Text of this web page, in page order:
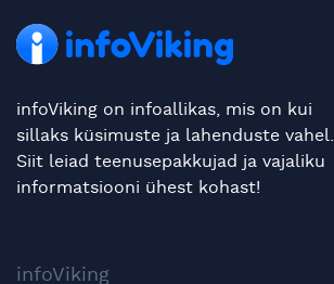
infoViking on infoallikas, mis on kui
sillaks küsimuste ja lahenduste vahel.
Siit leiad teenusepakkujad ja vajaliku
informatsiooni ühest kohast!
infoViking